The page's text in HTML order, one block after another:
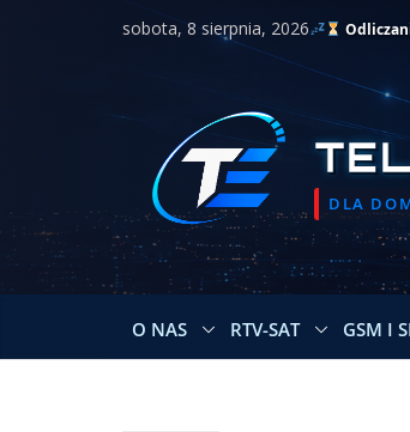
sobota, 8 sierpnia, 2026
DLA
O NAS RTV-SAT GSM I